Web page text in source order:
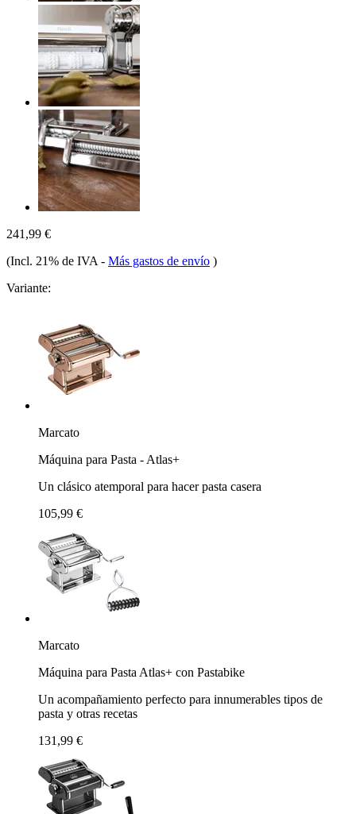
241,99 €
(Incl. 21% de IVA - Más gastos de envío )
Variante:
Marcato
Máquina para Pasta - Atlas+
Un clásico atemporal para hacer pasta casera
105,99 €
Marcato
Máquina para Pasta Atlas+ con Pastabike
Un acompañamiento perfecto para innumerables tipos de
pasta y otras recetas
131,99 €